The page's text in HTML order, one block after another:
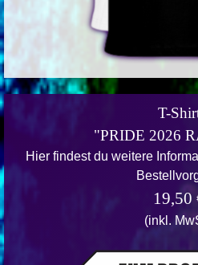
T-
"PRIDE 2026
Hier findest du weitere
19,50
(inkl.